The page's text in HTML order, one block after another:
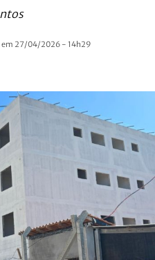
27/04/2026 - 14h29